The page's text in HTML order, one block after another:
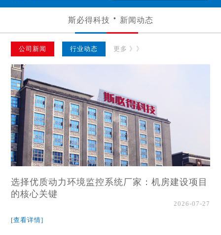
斯必得科技 新闻动态
公司新闻 行业动态 更多 》》
选择优质动力环境监控系统厂家：机房建设项目
的核心关键
2026-07-27
[查看详情]